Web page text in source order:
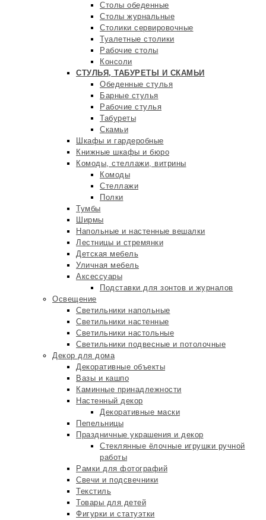
Столы обеденные
Столы журнальные
Столики сервировочные
Туалетные столики
Рабочие столы
Консоли
СТУЛЬЯ, ТАБУРЕТЫ И СКАМЬИ
Обеденные стулья
Барные стулья
Рабочие стулья
Табуреты
Скамьи
Шкафы и гардеробные
Книжные шкафы и бюро
Комоды, стеллажи, витрины
Комоды
Стеллажи
Полки
Тумбы
Ширмы
Напольные и настенные вешалки
Лестницы и стремянки
Детская мебель
Уличная мебель
Аксессуары
Подставки для зонтов и журналов
Освещение
Светильники напольные
Светильники настенные
Светильники настольные
Светильники подвесные и потолочные
Декор для дома
Декоративные объекты
Вазы и кашпо
Каминные принадлежности
Настенный декор
Декоративные маски
Пепельницы
Праздничные украшения и декор
Стеклянные ёлочные игрушки ручной
работы
Рамки для фотографий
Свечи и подсвечники
Текстиль
Товары для детей
Фигурки и статуэтки